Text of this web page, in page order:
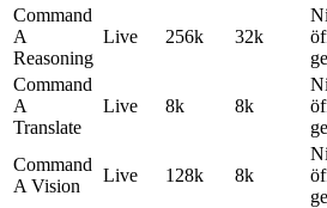
Command
A
Reasoning
Live 256k 32k
Command
A
Translate
Live 8k 8k
Command
A Vision
Live 128k 8k